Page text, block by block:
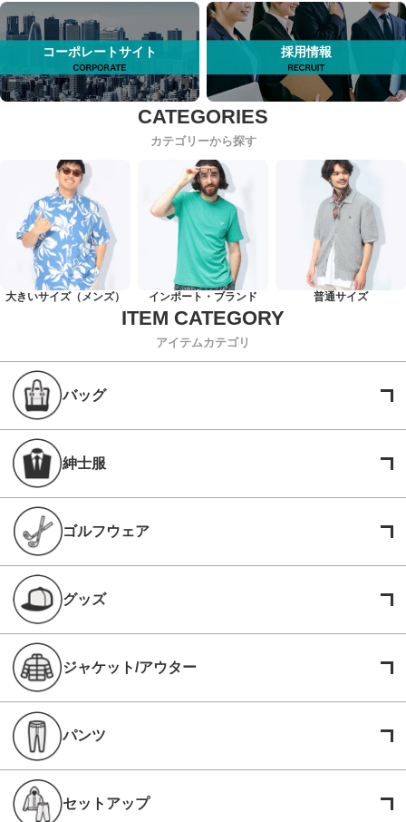
コーポレートサイト 採用情報
カテゴリーから探す
大きいサイズ（メンズ） インポート・ブランド 普通サイズ
アイテムカテゴリ
バッグ
紳士服
ゴルフウェア
グッズ
ジャケット/アウター
パンツ
セットアップ